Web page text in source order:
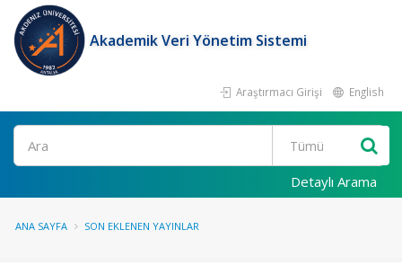
Akademik Veri Yönetim Sistemi
Araştırmacı Girişi English
Ara
Detaylı Arama
ANA SAYFA SON EKLENEN YAYINLAR